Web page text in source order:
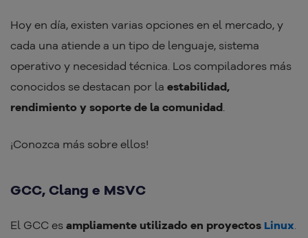
Hoy en día, existen varias opciones en el mercado, y
cada una atiende a un tipo de lenguaje, sistema
operativo y necesidad técnica. Los compiladores más
conocidos se destacan por la estabilidad,
rendimiento y soporte de la comunidad.
¡Conozca más sobre ellos!
GCC, Clang e MSVC
El GCC es ampliamente utilizado en proyectos Linux.